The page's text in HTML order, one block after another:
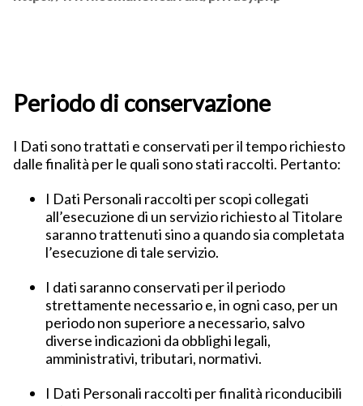
Periodo di conservazione
I Dati sono trattati e conservati per il tempo richiesto
dalle finalità per le quali sono stati raccolti. Pertanto:
I Dati Personali raccolti per scopi collegati
all’esecuzione di un servizio richiesto al Titolare
saranno trattenuti sino a quando sia completata
l’esecuzione di tale servizio.
I dati saranno conservati per il periodo
strettamente necessario e, in ogni caso, per un
periodo non superiore a necessario, salvo
diverse indicazioni da obblighi legali,
amministrativi, tributari, normativi.
I Dati Personali raccolti per finalità riconducibili